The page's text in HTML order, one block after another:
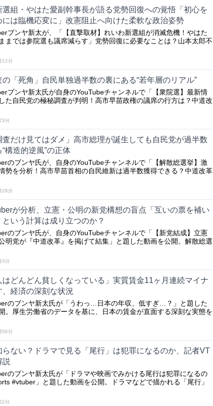
選組・やはた愛副幹事長が語る党勢回復への覚悟「初心を
には臨機応変に」改憲阻止へ向けた柔軟な政治姿勢
ブンヤ新太が、「【直撃取材】れいわ新選組が消滅危機！やはた
までは参院選も議席減らす」党勢回復に必要なことは？山本太郎不
12分
「死角」自民単独過半数の裏にある“若年層のリアル”
ブンヤ新太氏が自身のYouTubeチャンネルで「【衆院選】最新情
た自民党の極秘調査が判明！高市早苗政権の議席の行方は？中道改
分
査だけ見てはダメ」高市総理が誕生しても自民党が過半数
構造的逆風”の正体
のブンヤ氏が、自身のYouTubeチャンネルで「【解散総選挙】激
勢を分析！高市早苗首相の自民維新は過半数獲得できる？中道改革
28分
が分析、立憲・公明の新党構想の盲点「互いの票を補い
という計算は成り立つのか？
のブンヤ氏が、自身のYouTubeチャンネルで「【新党結成】立憲
明党が『中道改革』を掲げて結集」と題した動画を公開。解散総選
3分
はどんどん貧しくなっている」実質賃金11ヶ月連続マイナ
、経済の深刻な状況
のブンヤ新太氏が「うわっ…日本の年収、低すぎ…？」と題した
。厚生労働省のデータを基に、日本の賃金が直面する深刻な実態を
56分
らない？ドラマで見る「尾行」は犯罪になるのか、記者VT
説
のブンヤ新太氏が「ドラマや映画でみかける尾行は犯罪になるの
#vtuber」と題した動画を公開。ドラマなどで描かれる「尾行」
分